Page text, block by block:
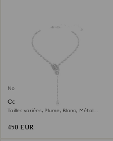
Nouveau
Collier en Y Vienna
Tailles variées, Plume, Blanc, Métal
450 EUR